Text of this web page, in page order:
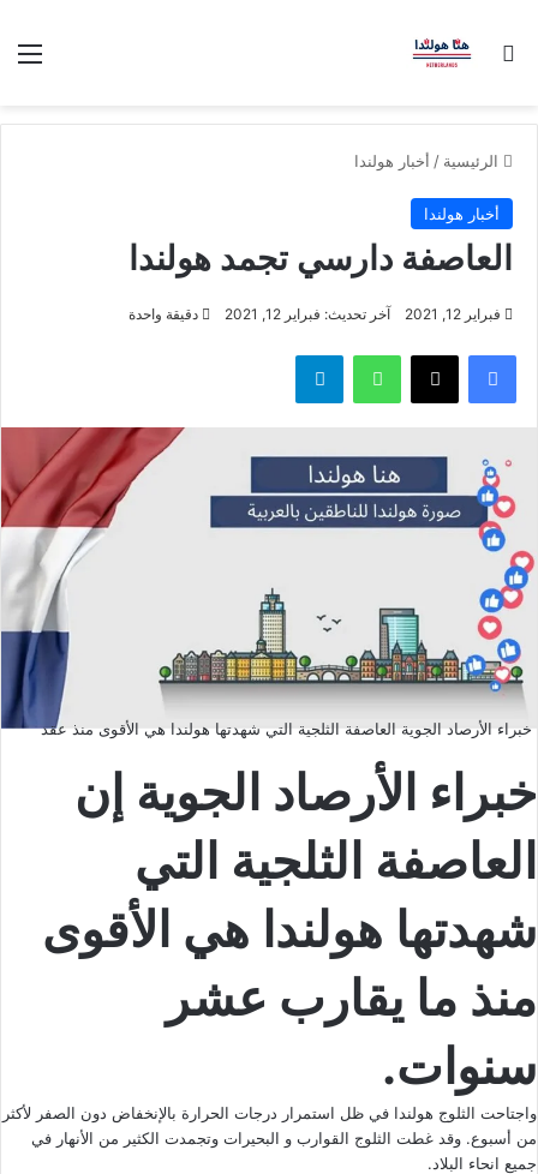
بحث عن
الرئيسية / أخبار هولندا
أخبار هولندا
العاصفة دارسي تجمد هولندا
فبراير 12, 2021 آخر تحديث: فبراير 12, 2021 دقيقة واحدة
فيسبوك ‫X واتساب تيلقرام
خبراء الأرصاد الجوية العاصفة الثلجية التي شهدتها هولندا هي الأقوى منذ عقد
خبراء الأرصاد الجوية إن
العاصفة الثلجية التي
شهدتها هولندا هي الأقوى
منذ ما يقارب عشر
سنوات.
واجتاحت الثلوج هولندا في ظل استمرار درجات الحرارة بالإنخفاض دون الصفر لأكثر
من أسبوع. وقد غطت الثلوج القوارب و البحيرات وتجمدت الكثير من الأنهار في
جميع انحاء البلاد.